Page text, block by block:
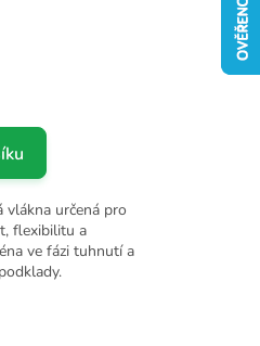
vlákna určená pro
flexibilitu a
ve fázi tuhnutí a